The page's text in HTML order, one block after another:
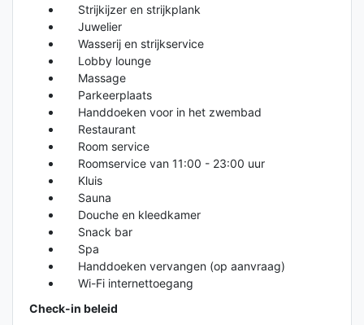
Strijkijzer en strijkplank
Juwelier
Wasserij en strijkservice
Lobby lounge
Massage
Parkeerplaats
Handdoeken voor in het zwembad
Restaurant
Room service
Roomservice van 11:00 - 23:00 uur
Kluis
Sauna
Douche en kleedkamer
Snack bar
Spa
Handdoeken vervangen (op aanvraag)
Wi-Fi internettoegang
Check-in beleid